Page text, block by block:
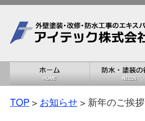
TOP > お知らせ > 新年のご挨拶